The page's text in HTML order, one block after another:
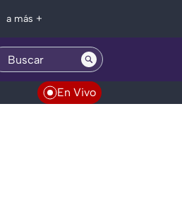
a más +
En Vivo